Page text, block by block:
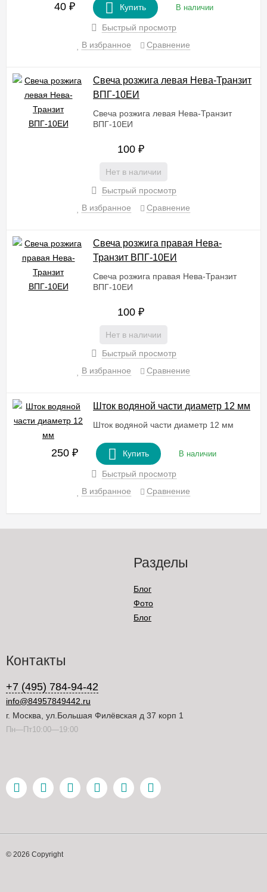
40 ₽ Купить В наличии
Быстрый просмотр
В избранное
Сравнение
Свеча розжига левая Нева-Транзит
ВПГ-10EИ
Свеча розжига левая Нева-Транзит
ВПГ-10EИ
100 ₽
Нет в наличии
Быстрый просмотр
В избранное
Сравнение
Свеча розжига правая Нева-
Транзит ВПГ-10EИ
Свеча розжига правая Нева-Транзит
ВПГ-10EИ
100 ₽
Нет в наличии
Быстрый просмотр
В избранное
Сравнение
Шток водяной части диаметр 12 мм
Шток водяной части диаметр 12 мм
250 ₽ Купить В наличии
Быстрый просмотр
В избранное
Сравнение
Разделы
Блог
Фото
Блог
Контакты
+7 (495) 784-94-42
info@84957849442.ru
г. Москва, ул.Большая Филёвская д 37 корп 1
Пн—Пт10:00—19:00
© 2026 Copyright